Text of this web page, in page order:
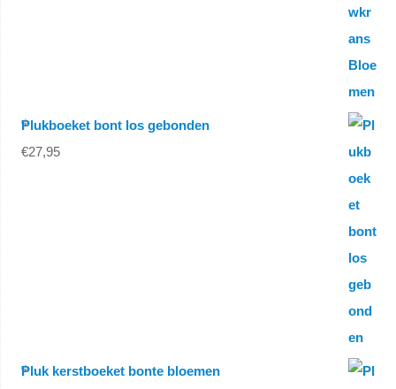
Plukboeket bont los gebonden
€27,95
Pluk kerstboeket bonte bloemen